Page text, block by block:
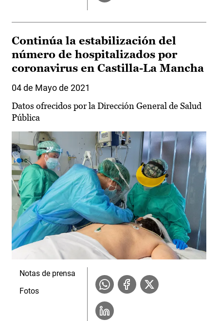
Continúa la estabilización del
número de hospitalizados por
coronavirus en Castilla-La Mancha
04 de Mayo de 2021
Datos ofrecidos por la Dirección General de Salud
Pública
Notas de prensa
Fotos